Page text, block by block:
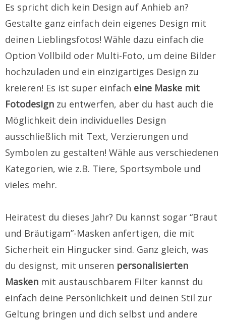
Es spricht dich kein Design auf Anhieb an?
Gestalte ganz einfach dein eigenes Design mit
deinen Lieblingsfotos! Wähle dazu einfach die
Option Vollbild oder Multi-Foto, um deine Bilder
hochzuladen und ein einzigartiges Design zu
kreieren! Es ist super einfach eine Maske mit
Fotodesign zu entwerfen, aber du hast auch die
Möglichkeit dein individuelles Design
ausschließlich mit Text, Verzierungen und
Symbolen zu gestalten! Wähle aus verschiedenen
Kategorien, wie z.B. Tiere, Sportsymbole und
vieles mehr.
Heiratest du dieses Jahr? Du kannst sogar “Braut
und Bräutigam”-Masken anfertigen, die mit
Sicherheit ein Hingucker sind. Ganz gleich, was
du designst, mit unseren personalisierten
Masken mit austauschbarem Filter kannst du
einfach deine Persönlichkeit und deinen Stil zur
Geltung bringen und dich selbst und andere